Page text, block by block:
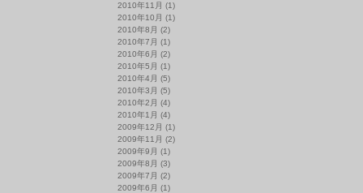
2010年11月 (1)
2010年10月 (1)
2010年8月 (2)
2010年7月 (1)
2010年6月 (2)
2010年5月 (1)
2010年4月 (5)
2010年3月 (5)
2010年2月 (4)
2010年1月 (4)
2009年12月 (1)
2009年11月 (2)
2009年9月 (1)
2009年8月 (3)
2009年7月 (2)
2009年6月 (1)